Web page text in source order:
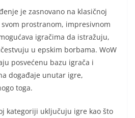
je zasnovano na klasičnoj
prostranom, impresivnom
igračima da istražuju,
u epskim borbama. WoW
posvećenu bazu igrača i
događaje unutar igre,
toga.
kategoriji uključuju igre kao što